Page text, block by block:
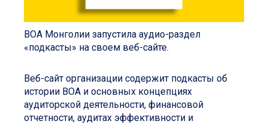
ВОА Монголии запустила аудио-раздел
«подкасты» на своем веб-сайте.
Веб-сайт организации содержит подкасты об
истории ВОА и основных концепциях
аудиторской деятельности, финансовой
отчетности, аудитах эффективности и